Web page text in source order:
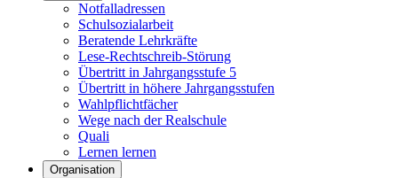
Notfalladressen
Schulsozialarbeit
Beratende Lehrkräfte
Lese-Rechtschreib-Störung
Übertritt in Jahrgangsstufe 5
Übertritt in höhere Jahrgangsstufen
Wahlpflichtfächer
Wege nach der Realschule
Quali
Lernen lernen
Organisation